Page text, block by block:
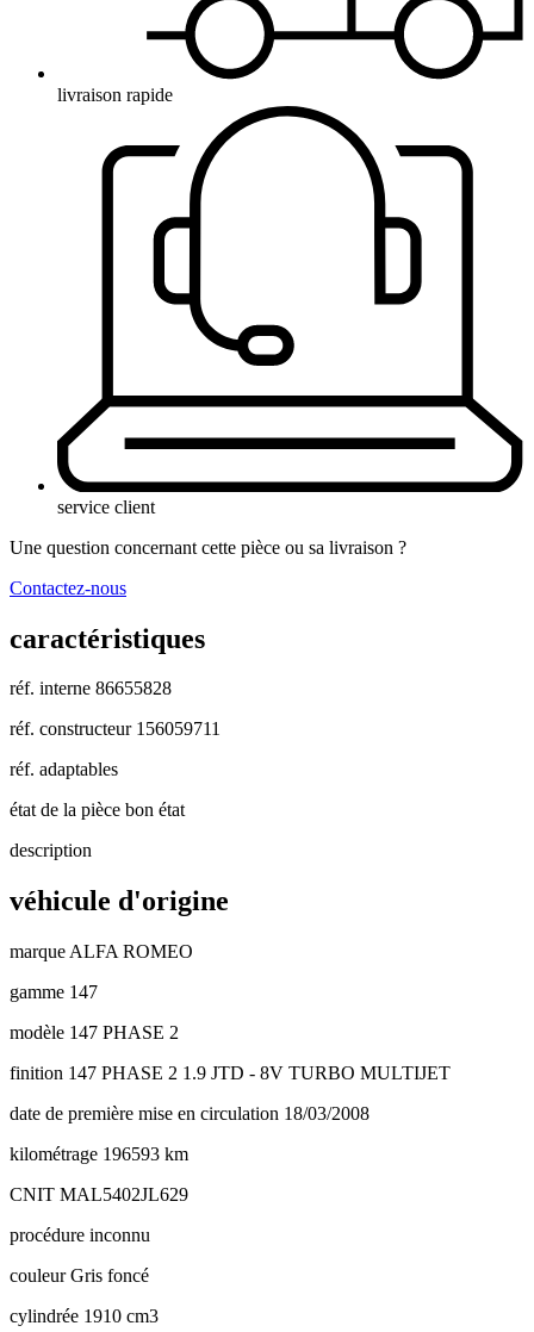
livraison rapide
service client
Une question concernant cette pièce ou sa livraison ?
Contactez-nous
caractéristiques
réf. interne 86655828
réf. constructeur 156059711
réf. adaptables
état de la pièce bon état
description
véhicule d'origine
marque ALFA ROMEO
gamme 147
modèle 147 PHASE 2
finition 147 PHASE 2 1.9 JTD - 8V TURBO MULTIJET
date de première mise en circulation 18/03/2008
kilométrage 196593 km
CNIT MAL5402JL629
procédure inconnu
couleurGris foncé
cylindrée 1910 cm3